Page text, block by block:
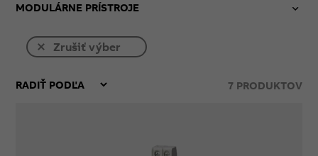
MODULÁRNE PRÍSTROJE
Zrušiť výber
7PRODUKTOV